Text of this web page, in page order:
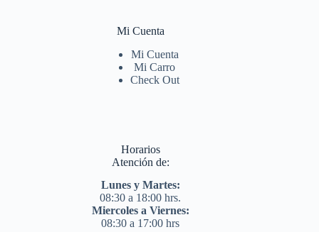
Mi Cuenta
Mi Cuenta
Mi Carro
Check Out
Horarios
Atención de:
Lunes y Martes:
08:30 a 18:00 hrs.
Miercoles a Viernes:
08:30 a 17:00 hrs